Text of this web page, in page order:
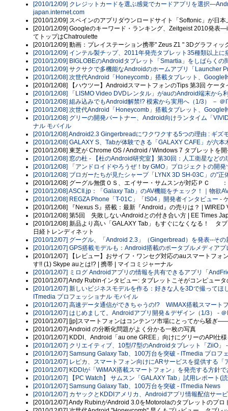
[2010/12/09] クレジットカードを選ぶ感覚でカードアプリを選択
japan.internet.com
[2010/12/09] スペインのアプリダウンロードサイト「Softonic」が日
[2010/12/09] Googleのキーワード・ランキング、Zeitgeist 2010発表
てトップはChatroulette
[2010/12/09] 動画：プレイステーション携帯" Zeus Z1 " 3Dグラフィッ
[2010/12/09] インテル製チップ、2011年発売タブレット35種類以上
[2010/12/09] BIGLOBEのAndroidタブレット「Smartia」をしばらくの
[2010/12/09] サクサクで多機能なAndroidのホームアプリ「Launcher
[2010/12/08] 次世代Android「Honeycomb」搭載タブレット、Google
[2010/12/08] 【ハウツー】AndroidスマートフォンのTips 第3回 ケー
[2010/12/08] 「LISMO Video DVDレンタル」がauのAndroid端末から
[2010/12/08] 組み込みでもAndroid解禁!? 模索から実用へ（1/3） － ＠
[2010/12/08] 次世代Android「Honeycomb」搭載タブレット、Google
[2010/12/08] グリーの開発パートナー、Android向けランタイム「
ナル モバイル
[2010/12/08] Android2.3 Gingerbreadにワクワクする5つの理由 : ギズ
[2010/12/08] GALAXY S、Tabが体験できる「GALAXY CAFE」が六
[2010/12/08] 東芝が Chrome OS / Android / Windows 7 タブレットを
[2010/12/08] 窓の杜 - 【杜のAndroid研究室】第30回：人工衛星など
[2010/12/08] 「アンドロイドやろうぜ！by GMO」プロジェクトの開
[2010/12/08] ブロガーたちが見たシャープ「LYNX 3D SH-03C」の"正
[2010/12/08] グーグル無償ＯＳ、エイサー・サムスンが対応ＰＣ
[2010/12/08] ASCII.jp：「Galaxy Tab」のAV機能をチェック！｜物欲
[2010/12/08] REGZA Phone「T-01C」「IS04」開発者インタビュー -
[2010/12/08] 『Nexus S』搭載：最新『Android』の売りは？ | WIRED
[2010/12/08] 第5回 失敗しないAndroidとの付き合い方 | EE Times
[2010/12/08] 新品より高い「GALAXY Tab」もすぐになくなる！ タ
日経トレンディネット
[2010/12/07] グーグル、「Android 2.3」（Gingerbread）を発表--そ
[2010/12/07] GPS搭載モデルも：Android搭載のポータブルメディア
[2010/12/07] 【レビュー】おサイフ・ワンセグ対応のauスマートフォ
す!! (1) Skype auとは!? | 携帯 | マイコミジャーナル
[2010/12/07] ミログ Androidアプリの情報を共有できるアプリ「
[2010/12/07] Andy Rubinインタビュー: タブレットこそがコンピュー
[2010/12/07] 新しいビジネスモデルを作る：好きな人を3Dで撮って
ITmedia プロフェッショナル モバイル
[2010/12/07] 高速データ通信ができちゃうの!? WiMAX搭載スマート
[2010/12/07] はじめまして。Androidアプリ開発＆デザイン（1/3） - ＠
[2010/12/07] [jp]スマートフォンはコンテンツ市場にとってから騒ぎ
[2010/12/07] Android の分断化問題がよく分かる一枚の写真
[2010/12/07] KDDI、Android「au one GREE」向けにグリーのAPI仕
[2010/12/07] クリエイティブ、10型/7型のAndroidタブレット「ZiiO」
[2010/12/07] Samsung Galaxy Tab、100万台を突破 - ITmedia プロフ
[2010/12/07] レピカ、スマートフォン向けにARサービスを提供する
[2010/12/07] KDDIが「WiMAX搭載スマートフォン」を発売する方針
[2010/12/07] 【PC Watch】 サムスン「GALAXY Tab」試用レポート(
[2010/12/07] Samsung Galaxy Tab、100万台を突破 - ITmedia News
[2010/12/07] カヤックとKDDIアメリカ、Androidアプリ情報配信サー
[2010/12/07] Andy RubinがAndroid 3.0をMotorolaのタブレットのプロ